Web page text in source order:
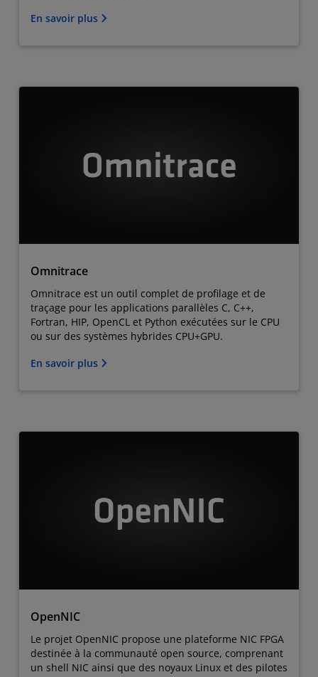
En savoir plus
Omnitrace
Omnitrace est un outil complet de profilage et de
traçage pour les applications parallèles C, C++,
Fortran, HIP, OpenCL et Python exécutées sur le CPU
ou sur des systèmes hybrides CPU+GPU.
En savoir plus
OpenNIC
Le projet OpenNIC propose une plateforme NIC FPGA
destinée à la communauté open source, comprenant
un shell NIC ainsi que des noyaux Linux et des pilotes